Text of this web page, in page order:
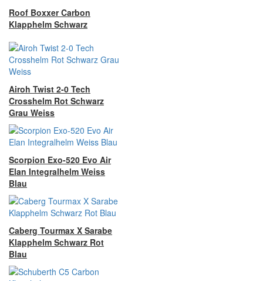
Roof Boxxer Carbon
Klapphelm Schwarz
Airoh Twist 2-0 Tech
Crosshelm Rot Schwarz
Grau Weiss
Scorpion Exo-520 Evo Air
Elan Integralhelm Weiss
Blau
Caberg Tourmax X Sarabe
Klapphelm Schwarz Rot
Blau